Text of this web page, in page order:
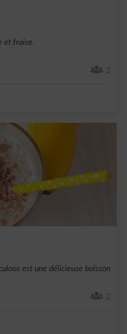
et fraise.
2
est une délicieuse boisson
2